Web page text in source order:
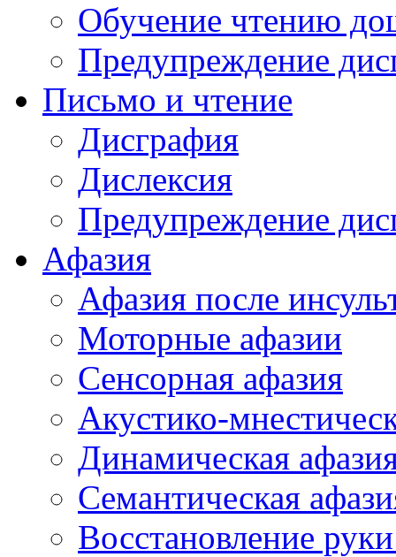
Обучение чтению
Предупреждение
Письмо и чтение
Дисграфия
Дислексия
Предупреждение
Афазия
Афазия после
Моторные афазии
Сенсорная афазия
Акустико-
Динамическая
Семантическая
Восстановление